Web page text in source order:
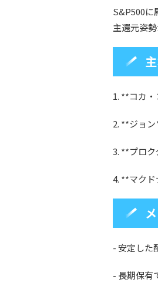
S&P500に
主還元姿勢
1. **コカ
2. **ジョ
3. **プロク
4. **マクド
- 安定した
- 長期保有